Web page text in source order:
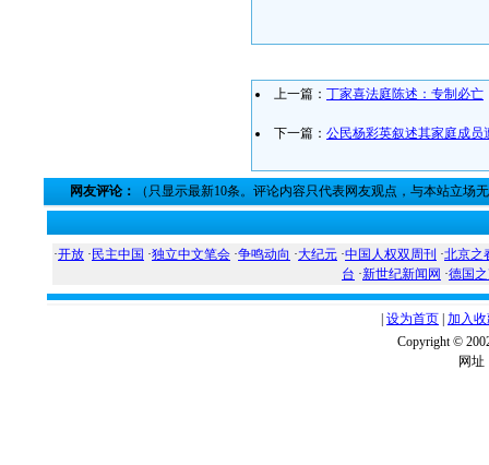
上一篇： 丁家喜法庭陈述：专制必亡
下一篇： 公民杨彩英叙述其家庭成员
网友评论： （只显示最新10条。评论内容只代表网友观点，与本站立场
·开放 · 民主中国 ·独立中文笔会 ·争鸣动向 ·大纪元 ·中国人权双周刊 ·北京之
台 ·新世纪新闻网 ·德国
设为首页 加入
Copyright ©
网址